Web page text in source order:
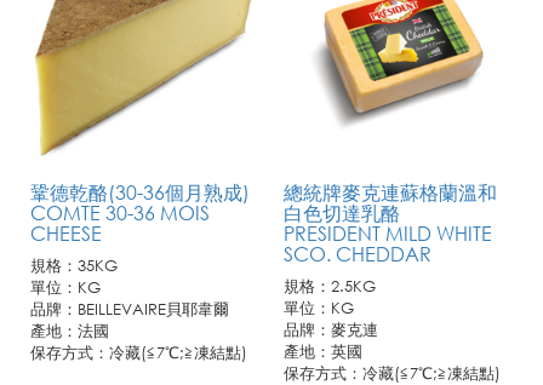
鞏德乾酪(30-36個月熟成)
COMTE 30-36 MOIS
CHEESE
規格：35KG
單位：KG
品牌：BEILLEVAIRE貝耶韋爾
產地：法國
保存方式：冷藏(≦7℃;≧凍結點)
總統牌麥克連蘇格蘭溫和
白色切達乳酪
PRESIDENT MILD WHITE
SCO. CHEDDAR
規格：2.5KG
單位：KG
品牌：麥克連
產地：英國
保存方式：冷藏(≦7℃;≧凍結點)